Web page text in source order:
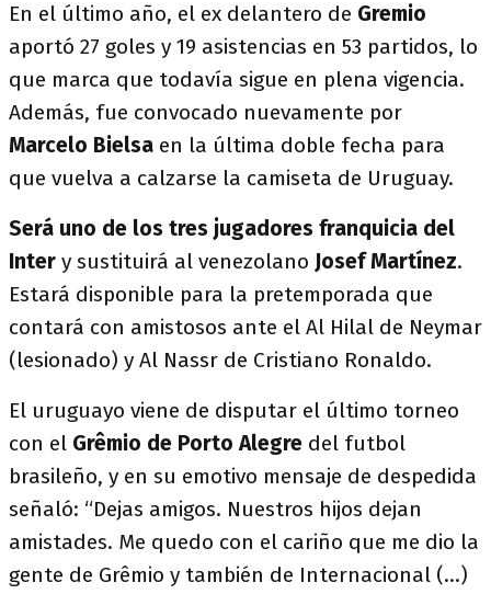
En el último año, el ex delantero de Gremio
aportó 27 goles y 19 asistencias en 53 partidos, lo
que marca que todavía sigue en plena vigencia.
Además, fue convocado nuevamente por
Marcelo Bielsa en la última doble fecha para
que vuelva a calzarse la camiseta de Uruguay.
Será uno de los tres jugadores franquicia del
Inter y sustituirá al venezolano Josef Martínez.
Estará disponible para la pretemporada que
contará con amistosos ante el Al Hilal de Neymar
(lesionado) y Al Nassr de Cristiano Ronaldo.
El uruguayo viene de disputar el último torneo
con el Grêmio de Porto Alegre del futbol
brasileño, y en su emotivo mensaje de despedida
señaló: “Dejas amigos. Nuestros hijos dejan
amistades. Me quedo con el cariño que me dio la
gente de Grêmio y también de Internacional (...)